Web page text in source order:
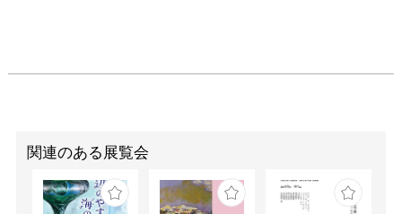
関連のある展覧会